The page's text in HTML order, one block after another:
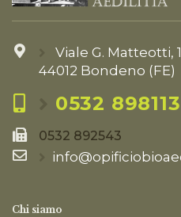
Viale G. Matteotti,
44012 Bondeno (FE)
0532 898113
0532 892543
Chi siamo